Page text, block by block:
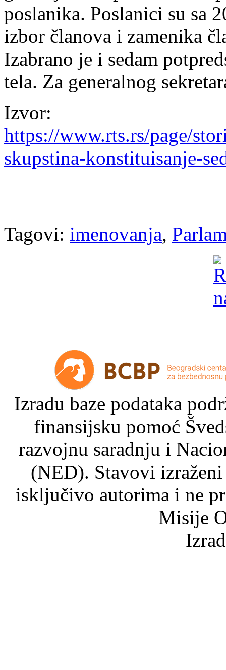
poslanika. Poslanici su sa
izbor članova i zamenika
Izabrano je i sedam
tela. Za generalnog
Izvor:
https://www.rts.rs/page/
skupstina-konstituisanje-
Tagovi: imenovanja,
Izradu baze podataka
finansijsku pomoć
razvojnu saradnju i
(NED). Stavovi
isključivo autorima i ne
Misije